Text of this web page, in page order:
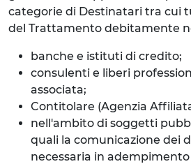
categorie di Destinatari tra cui
del Trattamento debitamente
banche e istituti di credito;
consulenti e liberi
associata;
Contitolare (Agenzia
nell'ambito di soggetti
quali la comunicazione dei
necessaria in